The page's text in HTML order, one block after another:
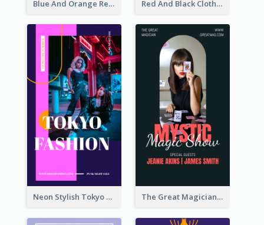
Blue And Orange Resort Photo Hotel Instagram Story Red And Black Clothes Sale Instagram Story
Neon Stylish Tokyo Fashion Night Sale Instagram Design The Great Magician Promote Instagram Stories